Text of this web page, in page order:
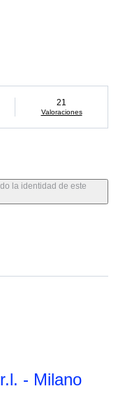
21
Valoraciones
la identidad de este
- Milano